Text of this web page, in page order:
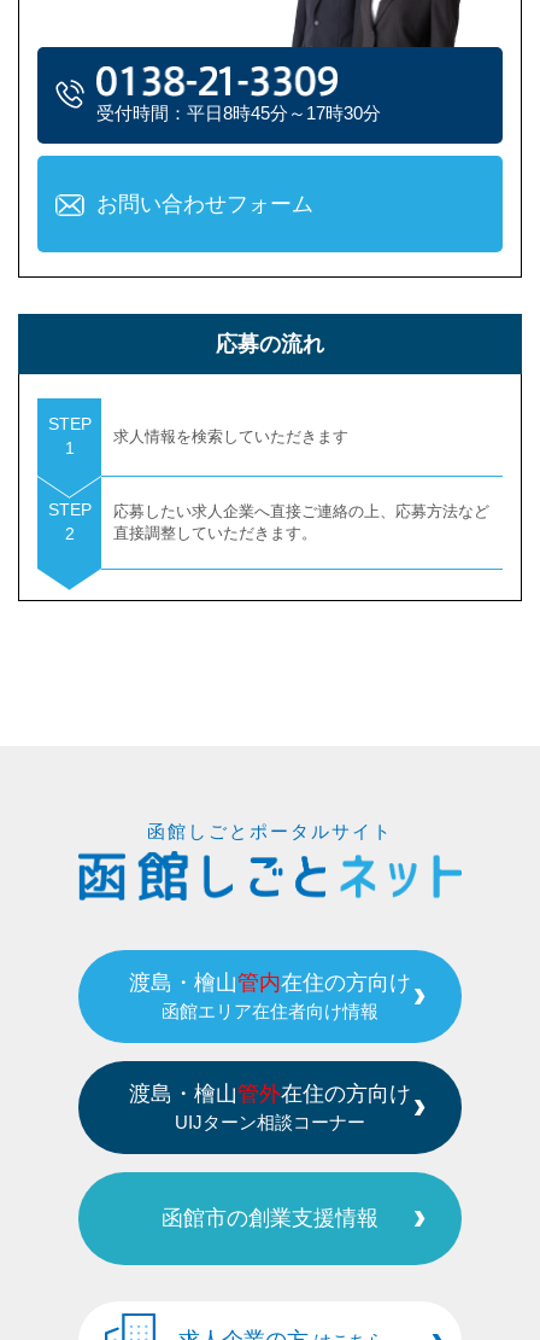
受付時間：平日8時45分～17時30分
お問い合わせフォーム
応募の流れ
STEP
1
求人情報を検索していただきます
STEP
2
応募したい求人企業へ直接ご連絡の上、応募方法など
直接調整していただきます。
函館しごとポータルサイト
渡島・檜山管内在住の方向け
函館エリア在住者向け情報
渡島・檜山管外在住の方向け
UIJターン相談コーナー
函館市の創業支援情報